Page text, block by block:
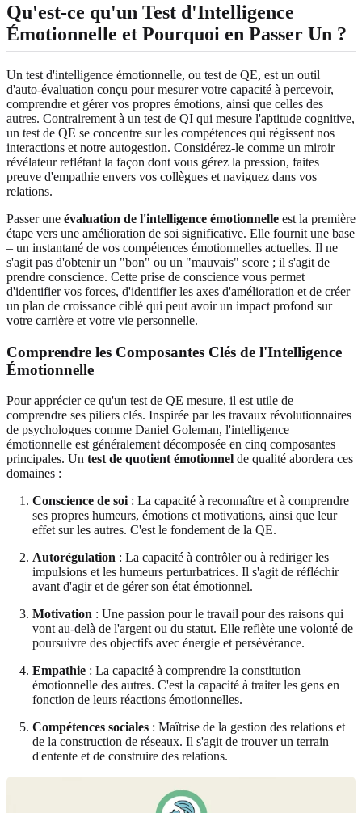
Qu'est-ce qu'un Test d'Intelligence
Émotionnelle et Pourquoi en Passer Un ?
Un test d'intelligence émotionnelle, ou test de QE, est un outil
d'auto-évaluation conçu pour mesurer votre capacité à percevoir,
comprendre et gérer vos propres émotions, ainsi que celles des
autres. Contrairement à un test de QI qui mesure l'aptitude cognitive,
un test de QE se concentre sur les compétences qui régissent nos
interactions et notre autogestion. Considérez-le comme un miroir
révélateur reflétant la façon dont vous gérez la pression, faites
preuve d'empathie envers vos collègues et naviguez dans vos
relations.
Passer une évaluation de l'intelligence émotionnelle est la première
étape vers une amélioration de soi significative. Elle fournit une base
– un instantané de vos compétences émotionnelles actuelles. Il ne
s'agit pas d'obtenir un "bon" ou un "mauvais" score ; il s'agit de
prendre conscience. Cette prise de conscience vous permet
d'identifier vos forces, d'identifier les axes d'amélioration et de créer
un plan de croissance ciblé qui peut avoir un impact profond sur
votre carrière et votre vie personnelle.
Comprendre les Composantes Clés de l'Intelligence
Émotionnelle
Pour apprécier ce qu'un test de QE mesure, il est utile de
comprendre ses piliers clés. Inspirée par les travaux révolutionnaires
de psychologues comme Daniel Goleman, l'intelligence
émotionnelle est généralement décomposée en cinq composantes
principales. Un test de quotient émotionnel de qualité abordera ces
domaines :
Conscience de soi: La capacité à reconnaître et à comprendre
ses propres humeurs, émotions et motivations, ainsi que leur
effet sur les autres. C'est le fondement de la QE.
Autorégulation : La capacité à contrôler ou à rediriger les
impulsions et les humeurs perturbatrices. Il s'agit de réfléchir
avant d'agir et de gérer son état émotionnel.
Motivation : Une passion pour le travail pour des raisons qui
vont au-delà de l'argent ou du statut. Elle reflète une volonté de
poursuivre des objectifs avec énergie et persévérance.
Empathie : La capacité à comprendre la constitution
émotionnelle des autres. C'est la capacité à traiter les gens en
fonction de leurs réactions émotionnelles.
Compétences sociales : Maîtrise de la gestion des relations et
de la construction de réseaux. Il s'agit de trouver un terrain
d'entente et de construire des relations.